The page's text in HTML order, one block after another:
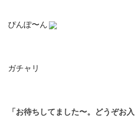
ぴんぽ〜ん
ガチャリ
「お待ちしてました〜。どうぞお